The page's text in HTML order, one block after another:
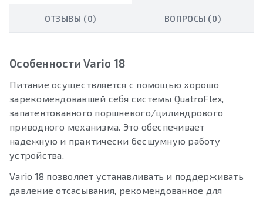
ОТЗЫВЫ (0) ВОПРОСЫ (0)
Особенности Vario 18
Питание осуществляется с помощью хорошо
зарекомендовавшей себя системы QuatroFlex,
запатентованного поршневого/цилиндрового
приводного механизма. Это обеспечивает
надежную и практически бесшумную работу
устройства.
Vario 18 позволяет устанавливать и поддерживать
давление отсасывания, рекомендованное для